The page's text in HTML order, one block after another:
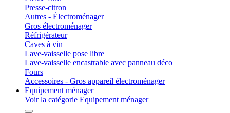
Presse-citron
Autres - Électroménager
Gros électroménager
Réfrigérateur
Caves à vin
Lave-vaisselle pose libre
Lave-vaisselle encastrable avec panneau déco
Fours
Accessoires - Gros appareil électroménager
Equipement ménager
Voir la catégorie Equipement ménager